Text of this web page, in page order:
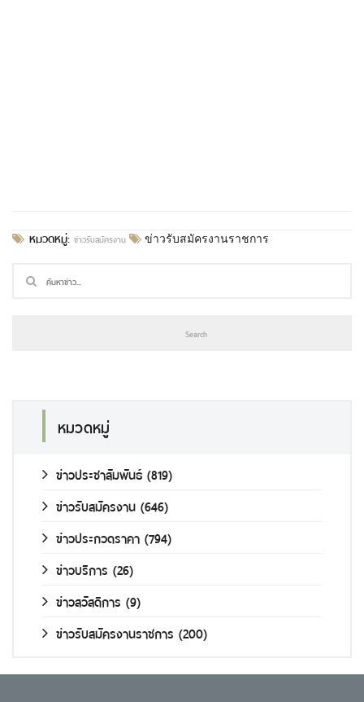
หมวดหมู่: ข่าวรับสมัครงาน ข่าวรับสมัครงานราชการ
หมวดหมู่
ข่าวประชาสัมพันธ์ (819)
ข่าวรับสมัครงาน (646)
ข่าวประกวดราคา (794)
ข่าวบริการ (26)
ข่าวสวัสดิการ (9)
ข่าวรับสมัครงานราชการ (200)